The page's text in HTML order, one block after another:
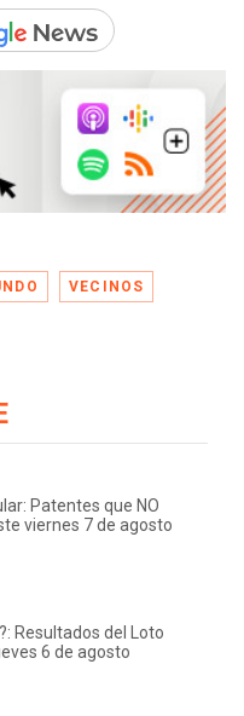
VECINOS
Patentes que NO
viernes 7 de agosto
Resultados del Loto
6 de agosto